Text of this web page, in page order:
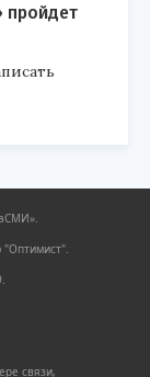
пройдет
связи,